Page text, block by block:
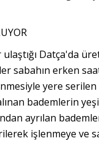
ulaştığı Datça'da
sabahın erken
yere
bademlerin
ayrılan
işlenmeye ve